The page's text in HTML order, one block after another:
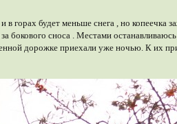
горах будет меньше снега , но
бокового сноса . Местами
дорожке приехали уже ночью. К их